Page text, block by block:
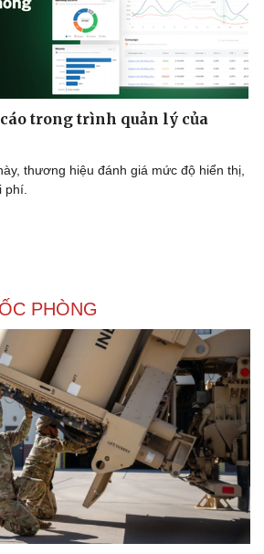
trong trình quản lý của
thương hiệu đánh giá mức độ hiển thị,
phí.
PHÒNG